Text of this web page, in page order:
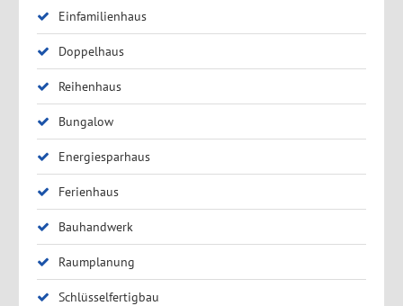
Einfamilienhaus
Doppelhaus
Reihenhaus
Bungalow
Energiesparhaus
Ferienhaus
Bauhandwerk
Raumplanung
Schlüsselfertigbau